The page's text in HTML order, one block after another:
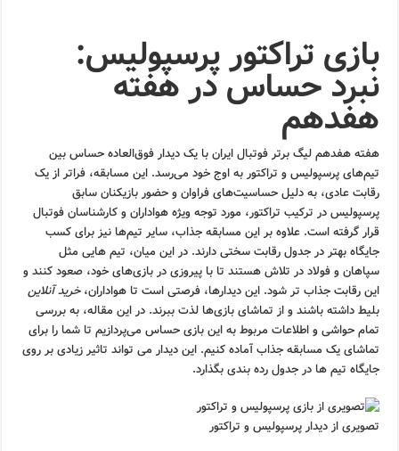
بازی تراکتور پرسپولیس:
نبرد حساس در هفته
هفدهم
هفته هفدهم لیگ برتر فوتبال ایران با یک دیدار فوق‌العاده حساس بین
تیم‌های پرسپولیس و تراکتور به اوج خود می‌رسد. این مسابقه، فراتر از یک
رقابت عادی، به دلیل حساسیت‌های فراوان و حضور بازیکنان سابق
پرسپولیس در ترکیب تراکتور، مورد توجه ویژه هواداران و کارشناسان فوتبال
قرار گرفته است. علاوه بر این مسابقه جذاب، سایر تیم‌ها نیز برای کسب
جایگاه بهتر در جدول رقابت سختی دارند. در این میان، تیم هایی مثل
سپاهان و فولاد در تلاش هستند تا با پیروزی در بازی‌های خود، صعود کنند و
این رقابت جذاب تر شود. این دیدارها، فرصتی است تا هواداران،خرید آنلاین
بلیط داشته باشند و از تماشای بازی‌ها لذت ببرند. در این مقاله، به بررسی
تمام حواشی و اطلاعات مربوط به این بازی حساس می‌پردازیم تا شما را برای
تماشای یک مسابقه جذاب آماده کنیم. این دیدار می تواند تاثیر زیادی بر روی
جایگاه تیم ها در جدول رده بندی بگذارد.
تصویری از دیدار پرسپولیس و تراکتور